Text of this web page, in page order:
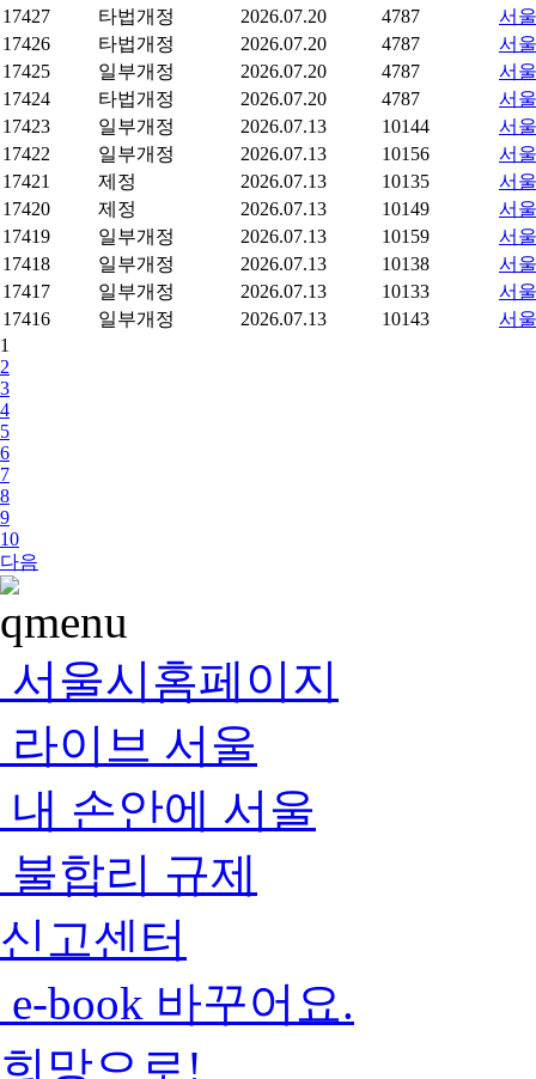
17427
타법개정 2026.07.20 4787
서
17426
타법개정 2026.07.20 4787
서
17425
일부개정 2026.07.20 4787
서
17424
타법개정 2026.07.20 4787
서
17423
일부개정 2026.07.13 10144
서
17422
일부개정 2026.07.13 10156
서
17421
제정 2026.07.13 10135
서
17420
제정 2026.07.13 10149
서
17419
일부개정 2026.07.13 10159
서
17418
일부개정 2026.07.13 10138
서
17417
일부개정 2026.07.13 10133
서
17416
일부개정 2026.07.13 10143
서
1
2
3
4
5
6
7
8
9
10
다음
서울시홈페이지
라이브 서울
내 손안에 서울
불합리 규제
신고센터
e-book 바꾸어요.
희망으로!